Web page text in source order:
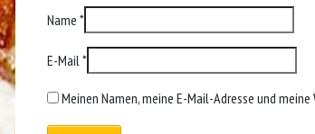
Name *
E-Mail*
Meinen Namen, meine E-Mail-Adresse und